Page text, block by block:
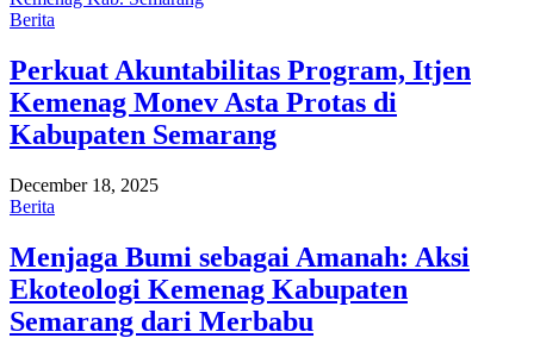
Berita
Perkuat Akuntabilitas Program, Itjen
Kemenag Monev Asta Protas di
Kabupaten Semarang
December 18, 2025
Berita
Menjaga Bumi sebagai Amanah: Aksi
Ekoteologi Kemenag Kabupaten
Semarang dari Merbabu